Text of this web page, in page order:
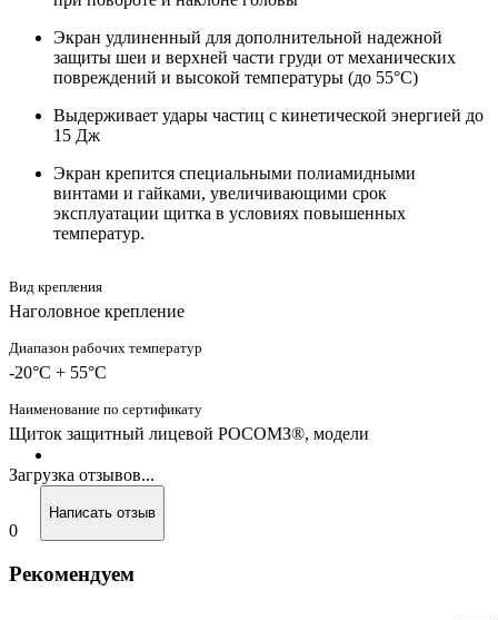
Экран удлиненный для дополнительной надежной
защиты шеи и верхней части груди от механических
повреждений и высокой температуры (до 55°С)
Выдерживает удары частиц с кинетической энергией до
15 Дж
Экран крепится специальными полиамидными
винтами и гайками, увеличивающими срок
эксплуатации щитка в условиях повышенных
температур.
Вид крепления
Наголовное крепление
Диапазон рабочих температур
-20°C + 55°C
Наименование по сертификату
Щиток защитный лицевой РОСОМЗ®, модели
Загрузка отзывов...
0
Написать отзыв
Рекомендуем